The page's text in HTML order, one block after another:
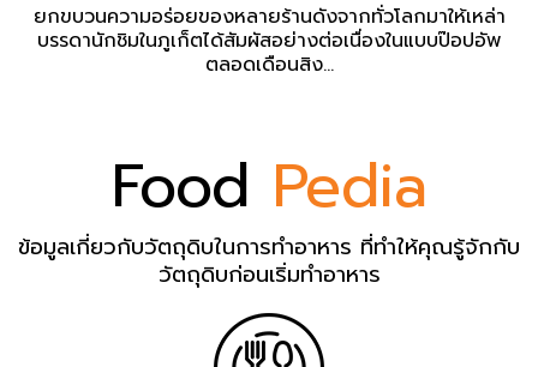
ยกขบวนความอร่อยของหลายร้านดังจากทั่วโลกมาให้เหล่า
บรรดานักชิมในภูเก็ตได้สัมผัสอย่างต่อเนื่องในแบบป๊อปอัพ
ตลอดเดือนสิง...
Food Pedia
ข้อมูลเกี่ยวกับวัตถุดิบในการทำอาหาร ที่ทำให้คุณรู้จักกับ
วัตถุดิบก่อนเริ่มทำอาหาร